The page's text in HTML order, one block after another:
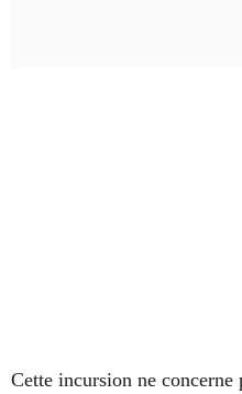
Cette incursion ne concerne